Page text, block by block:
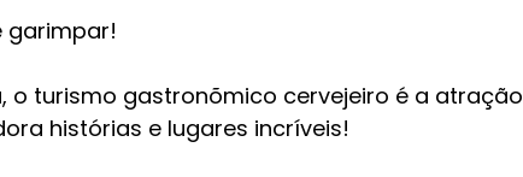
garimpar!
o turismo gastronõmico cervejeiro é a atração
histórias e lugares incríveis!